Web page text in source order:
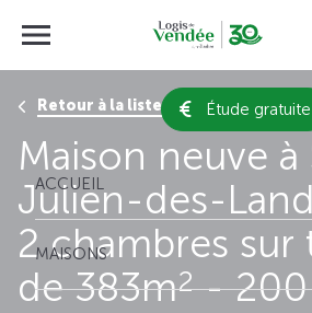
Étude gratuite
ACCUEIL
MAISONS
Retour à la liste des résultats
Maison neuve à
Julien-des-
2 chambres sur
de 383m2- 200